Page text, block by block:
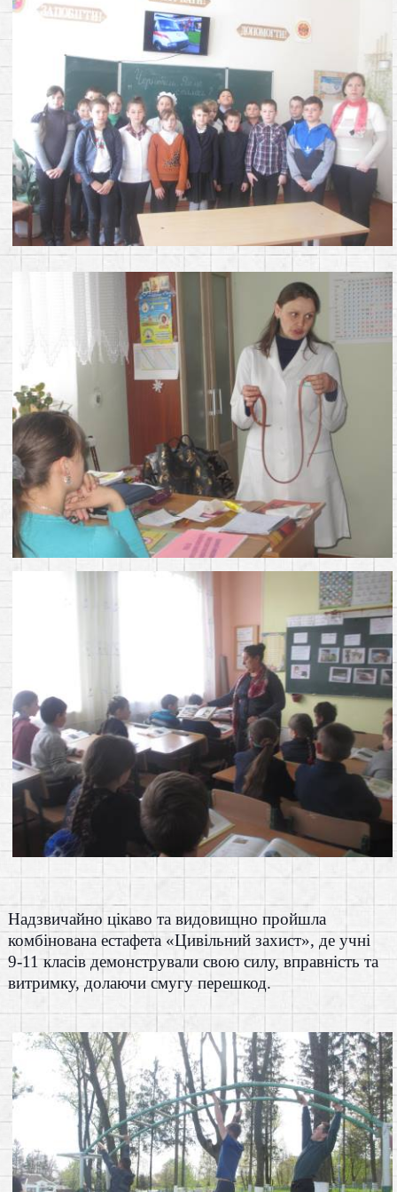
Надзвичайно цікаво та видовищно пройшла
комбінована естафета «Цивільний захист», де учні
9-11 класів демонстрували свою силу, вправність та
витримку, долаючи смугу перешкод.